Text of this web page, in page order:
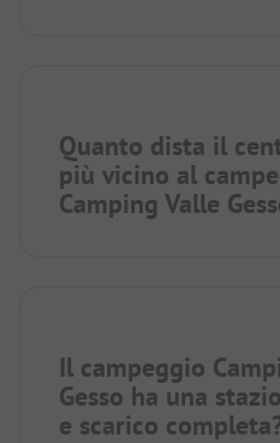
Quanto dista il
più vicino al
Camping Valle
Il campeggio
Gesso ha una
e scarico